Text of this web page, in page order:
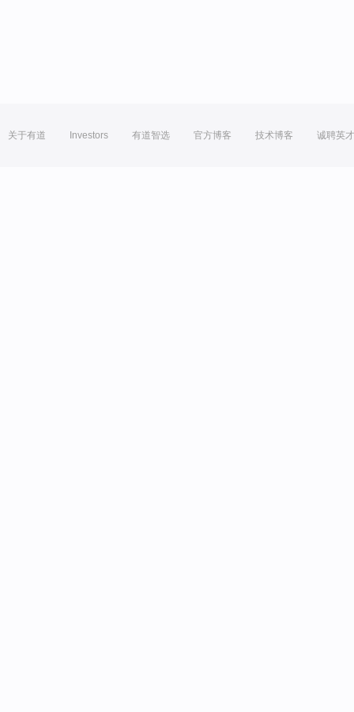
关于有道 Investors 有道智选 官方博客 技术博客 诚聘英才